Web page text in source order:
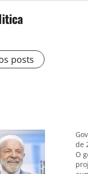
posts
de
O